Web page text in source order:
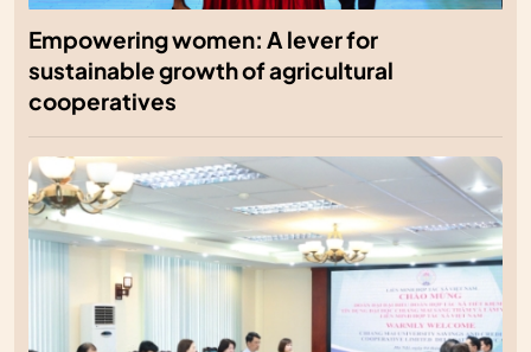
Empowering women: A lever for
sustainable growth of agricultural
cooperatives